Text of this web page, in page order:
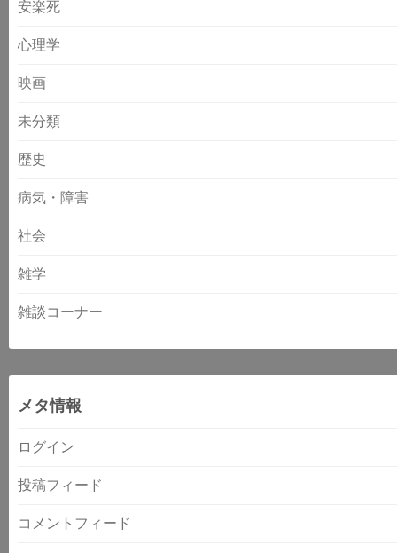
安楽死
心理学
映画
未分類
歴史
病気・障害
社会
雑学
雑談コーナー
メタ情報
ログイン
投稿フィード
コメントフィード